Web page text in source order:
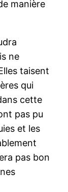
manière
ne
taisent
qui
cette
pas pu
et les
pas bon